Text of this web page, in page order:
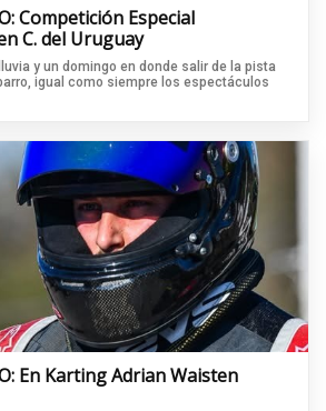
Competición Especial
C. del Uruguay
y un domingo en donde salir de la pista
igual como siempre los espectáculos
En Karting Adrian Waisten